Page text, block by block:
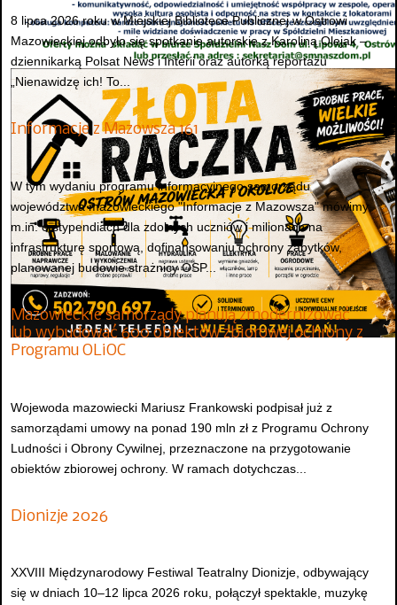
8 lipca 2026 roku w Miejskiej Bibliotece Publicznej w Ostrowi
Mazowieckiej odbyło się spotkanie autorskie z Karoliną Olejak –
dziennikarką Polsat News i Interii oraz autorką reportażu
„Nienawidzę ich! To...
Informacje z Mazowsza 161
W tym wydaniu programu informacyjnego samorządu
województwa mazowieckiego "Informacje z Mazowsza" mówimy
m.in. o stypendiach dla zdolnych uczniów i milionach na
infrastrukturę sportową, dofinansowaniu ochrony zabytków,
planowanej budowie strażnicy OSP...
Mazowieckie samorządy planują zmodernizować
lub wybudować 600 obiektów zbiorowej ochrony z
Programu OLiOC
Wojewoda mazowiecki Mariusz Frankowski podpisał już z
samorządami umowy na ponad 190 mln zł z Programu Ochrony
Ludności i Obrony Cywilnej, przeznaczone na przygotowanie
obiektów zbiorowej ochrony. W ramach dotychczas...
Dionizje 2026
XXVIII Międzynarodowy Festiwal Teatralny Dionizje, odbywający
się w dniach 10–12 lipca 2026 roku, połączył spektakle, muzykę